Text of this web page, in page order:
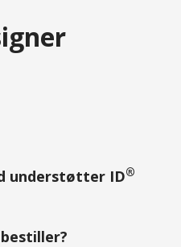
understøtter ID®